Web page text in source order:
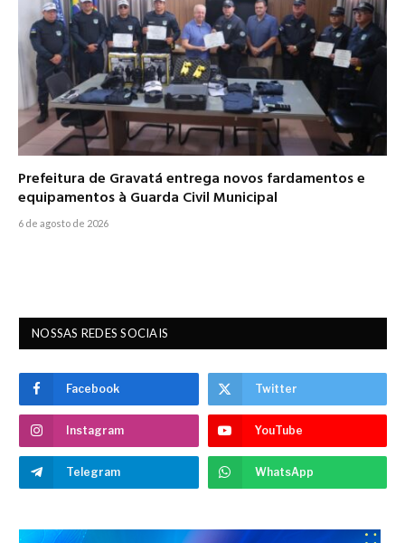
Prefeitura de Gravatá entrega novos fardamentos e
equipamentos à Guarda Civil Municipal
6 de agosto de 2026
NOSSAS REDES SOCIAIS
Facebook Twitter
Instagram YouTube
Telegram WhatsApp